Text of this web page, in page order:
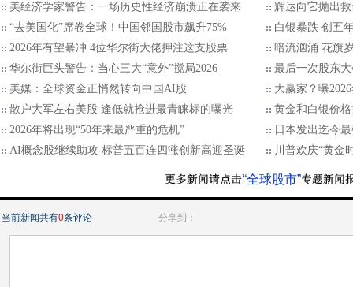
美经济学家警告：一场历史性经济崩溃正在袭来
辉达向它抛出
“去美国化”席卷全球！中国邻国股市飙升75%
白银暴跌 创五
2026年有望暴冲 4位华尔街大佬押注这支股票
暗流汹涌 花旗
华尔街巨头警告：当心三大“意外”搅局2026
最后一次股东
美媒：全球资金正悄然转向中国AI股
大赢家？曝
散户大军左右美股 逢低就抢进最青睐标的曝光
黄金和白银价
2026年将出现“50年来最严重的危机”
日本发出迄今
AI概念股继续助攻 标普五百连四涨创新高迎圣诞
川普欢庆“黄金
“全球股市”
当前新闻共有0条评论 分享到：